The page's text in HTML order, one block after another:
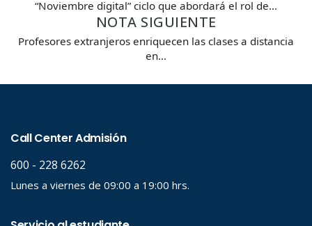
“Noviembre digital” ciclo que abordará el rol de…
NOTA SIGUIENTE
Profesores extranjeros enriquecen las clases a distancia
en…